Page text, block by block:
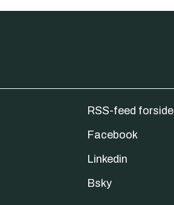
RSS-feed forside
Facebook
Linkedin
Bsky